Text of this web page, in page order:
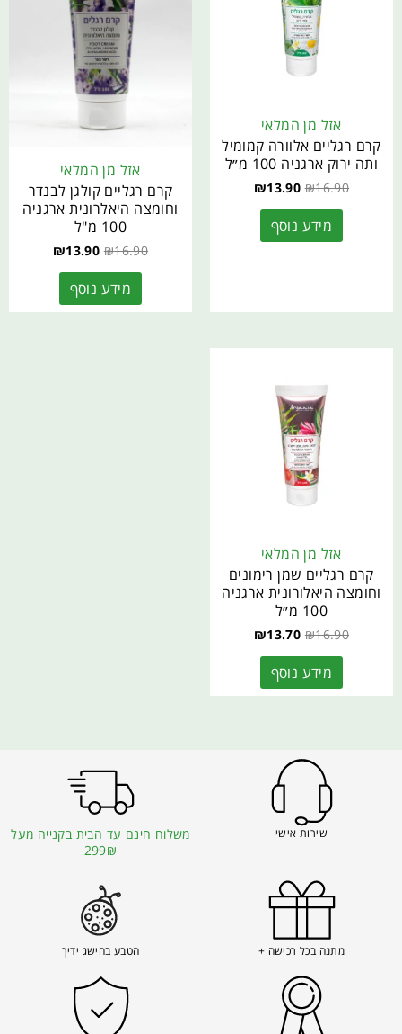
אזל מן המלאי
קרם רגליים אלוורה קמומיל
ותה ירוק ארגניה 100 מ״ל
₪16.90
₪13.90
מידע נוסף
אזל מן המלאי
קרם רגליים קולגן לבנדר
וחומצה היאלרונית ארגניה
100 מ"ל
₪16.90
₪13.90
מידע נוסף
אזל מן המלאי
קרם רגליים שמן רימונים
וחומצה היאלורונית ארגניה
100 מ״ל
₪16.90
₪13.70
מידע נוסף
שירות אישי
משלוח חינם עד הבית בקנייה מעל
299₪
מתנה בכל רכישה + הטבע בהישג ידיך